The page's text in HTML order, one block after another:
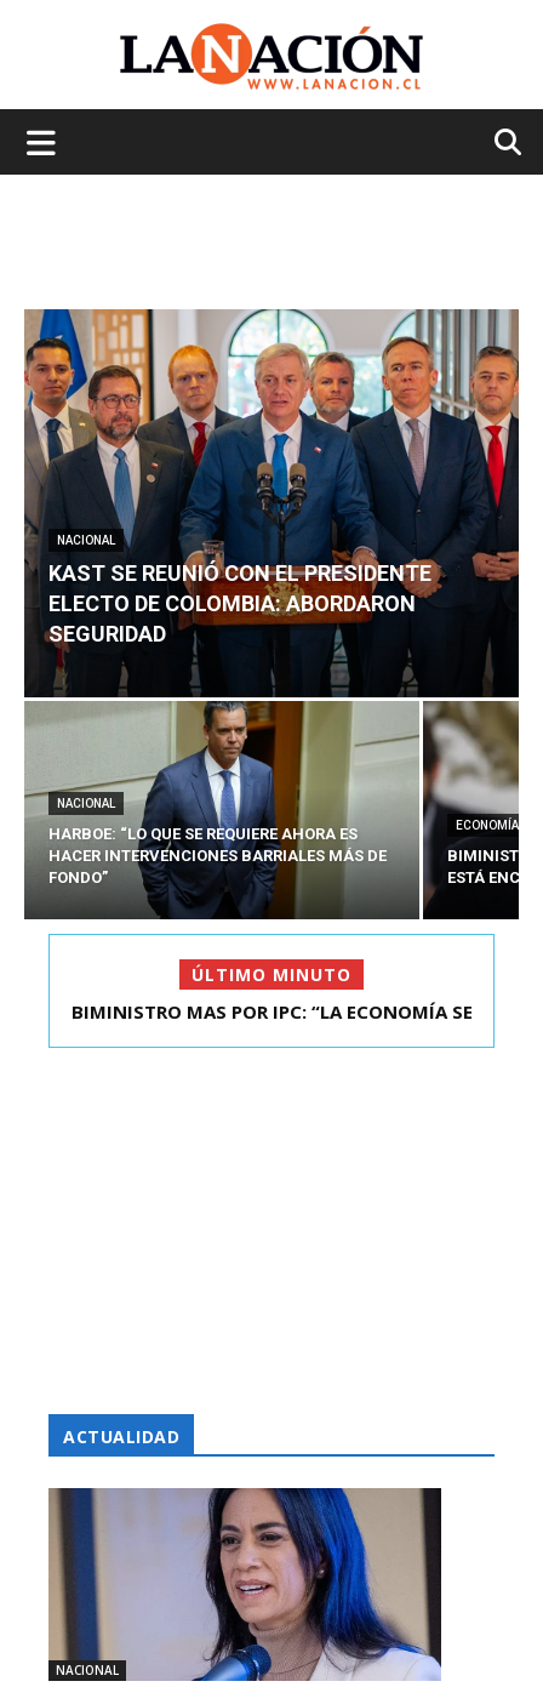
NACIONAL
KAST SE REUNIÓ CON EL PRESIDENTE
ELECTO DE COLOMBIA: ABORDARON
SEGURIDAD
NACIONAL
HARBOE: “LO QUE SE REQUIERE AHORA ES
HACER INTERVENCIONES BARRIALES MÁS DE
FONDO”
ECONOMÍA
BIMINISTRO
ESTÁ
ÚLTIMO MINUTO
KAST SE REUNIÓ CON EL PRESIDENTE ELECTO DE
BIMINISTRO MAS POR IPC: “LA ECONOMÍA SE
ACTUALIDAD
NACIONAL